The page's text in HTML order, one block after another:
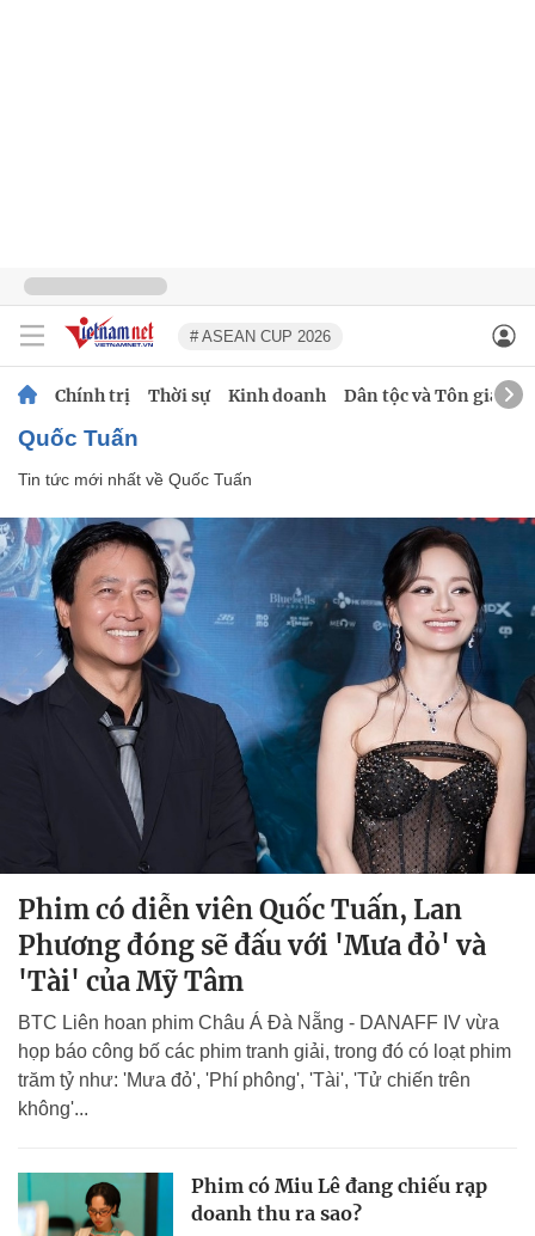
# ASEAN CUP 2026
Chính trị Thời sự Kinh doanh Dân tộc và Tôn giáo
Quốc Tuấn
Tin tức mới nhất về Quốc Tuấn
Phim có diễn viên Quốc Tuấn, Lan
Phương đóng sẽ đấu với 'Mưa đỏ' và
'Tài' của Mỹ Tâm
BTC Liên hoan phim Châu Á Đà Nẵng - DANAFF IV vừa
họp báo công bố các phim tranh giải, trong đó có loạt phim
trăm tỷ như: 'Mưa đỏ', 'Phí phông', 'Tài', 'Tử chiến trên
không'...
Phim có Miu Lê đang chiếu rạp
doanh thu ra sao?